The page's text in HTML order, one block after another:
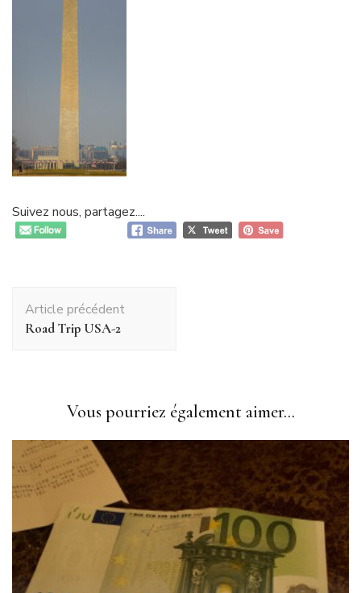
Suivez nous, partagez....
d'article
Article précédent
Road Trip USA-2
Vous pourriez également aimer...